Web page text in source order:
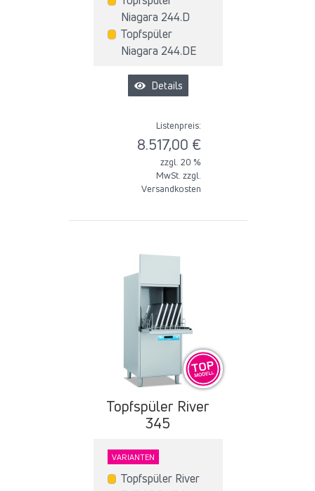
Niagara 244.D
Topfspüler
Niagara 244.DE
Details
Listenpreis:
8.517,00 €
zzgl. 20 %
MwSt. zzgl.
Versandkosten
Topfspüler River
345
VARIANTEN
Topfspüler River